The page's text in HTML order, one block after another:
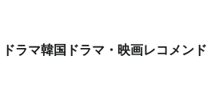
ラマ韓国ドラマ・映画レコメンド